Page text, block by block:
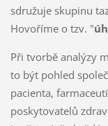
sdružuje skupinu
Hovoříme o tzv. "
Při tvorbě analýzy
to být pohled
pacienta,
poskytovatelů